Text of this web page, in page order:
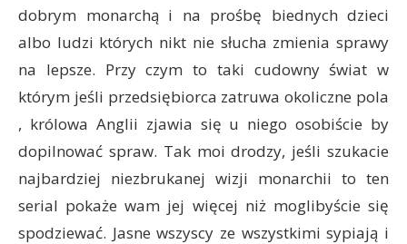
dobrym monarchą i na prośbę biednych dzieci
albo ludzi których nikt nie słucha zmienia sprawy
na lepsze. Przy czym to taki cudowny świat w
którym jeśli przedsiębiorca zatruwa okoliczne pola
, królowa Anglii zjawia się u niego osobiście by
dopilnować spraw. Tak moi drodzy, jeśli szukacie
najbardziej niezbrukanej wizji monarchii to ten
serial pokaże wam jej więcej niż moglibyście się
spodziewać. Jasne wszyscy ze wszystkimi sypiają i